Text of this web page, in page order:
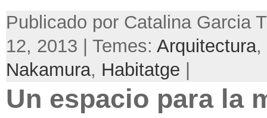
Publicado por Catalina Garcia
12, 2013 | Temes: Arquitectura,
Nakamura, Habitatge |
Un espacio para la